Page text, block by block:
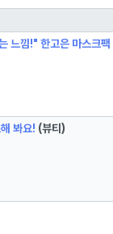
느낌!" 한고은 마스크팩
봐요! (뷰티)